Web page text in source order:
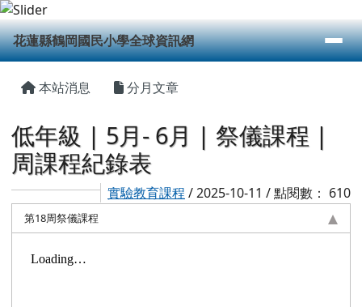
跳至主內容區
花蓮縣鶴岡國民小學全球資訊網
導覽列
花蓮縣鶴岡國民小學全球資訊網
本站消息 分月文章
低年級 | 5月- 6月 | 祭儀課程 |
周課程紀錄表
實驗教育課程 / 2025-10-11 / 點閱數： 610
第18周祭儀課程